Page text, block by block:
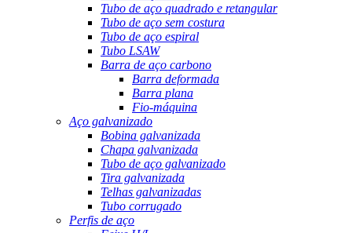
Tubo de aço quadrado e retangular
Tubo de aço sem costura
Tubo de aço espiral
Tubo LSAW
Barra de aço carbono
Barra deformada
Barra plana
Fio-máquina
Aço galvanizado
Bobina galvanizada
Chapa galvanizada
Tubo de aço galvanizado
Tira galvanizada
Telhas galvanizadas
Tubo corrugado
Perfis de aço